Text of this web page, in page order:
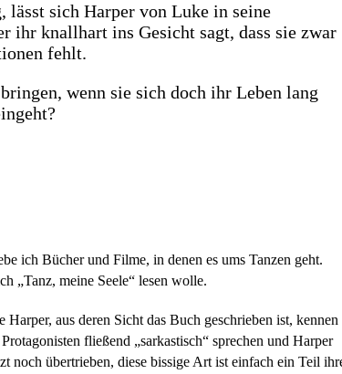
lässt sich Harper von Luke in seine
ihr knallhart ins Gesicht sagt, dass sie zwar
fehlt.
wenn sie sich doch ihr Leben lang
ich Bücher und Filme, in denen es ums Tanzen geht.
„Tanz, meine Seele“ lesen wolle.
aus deren Sicht das Buch geschrieben ist, kennen
fließend „sarkastisch“ sprechen und Harper
noch übertrieben, diese bissige Art ist einfach ein Teil